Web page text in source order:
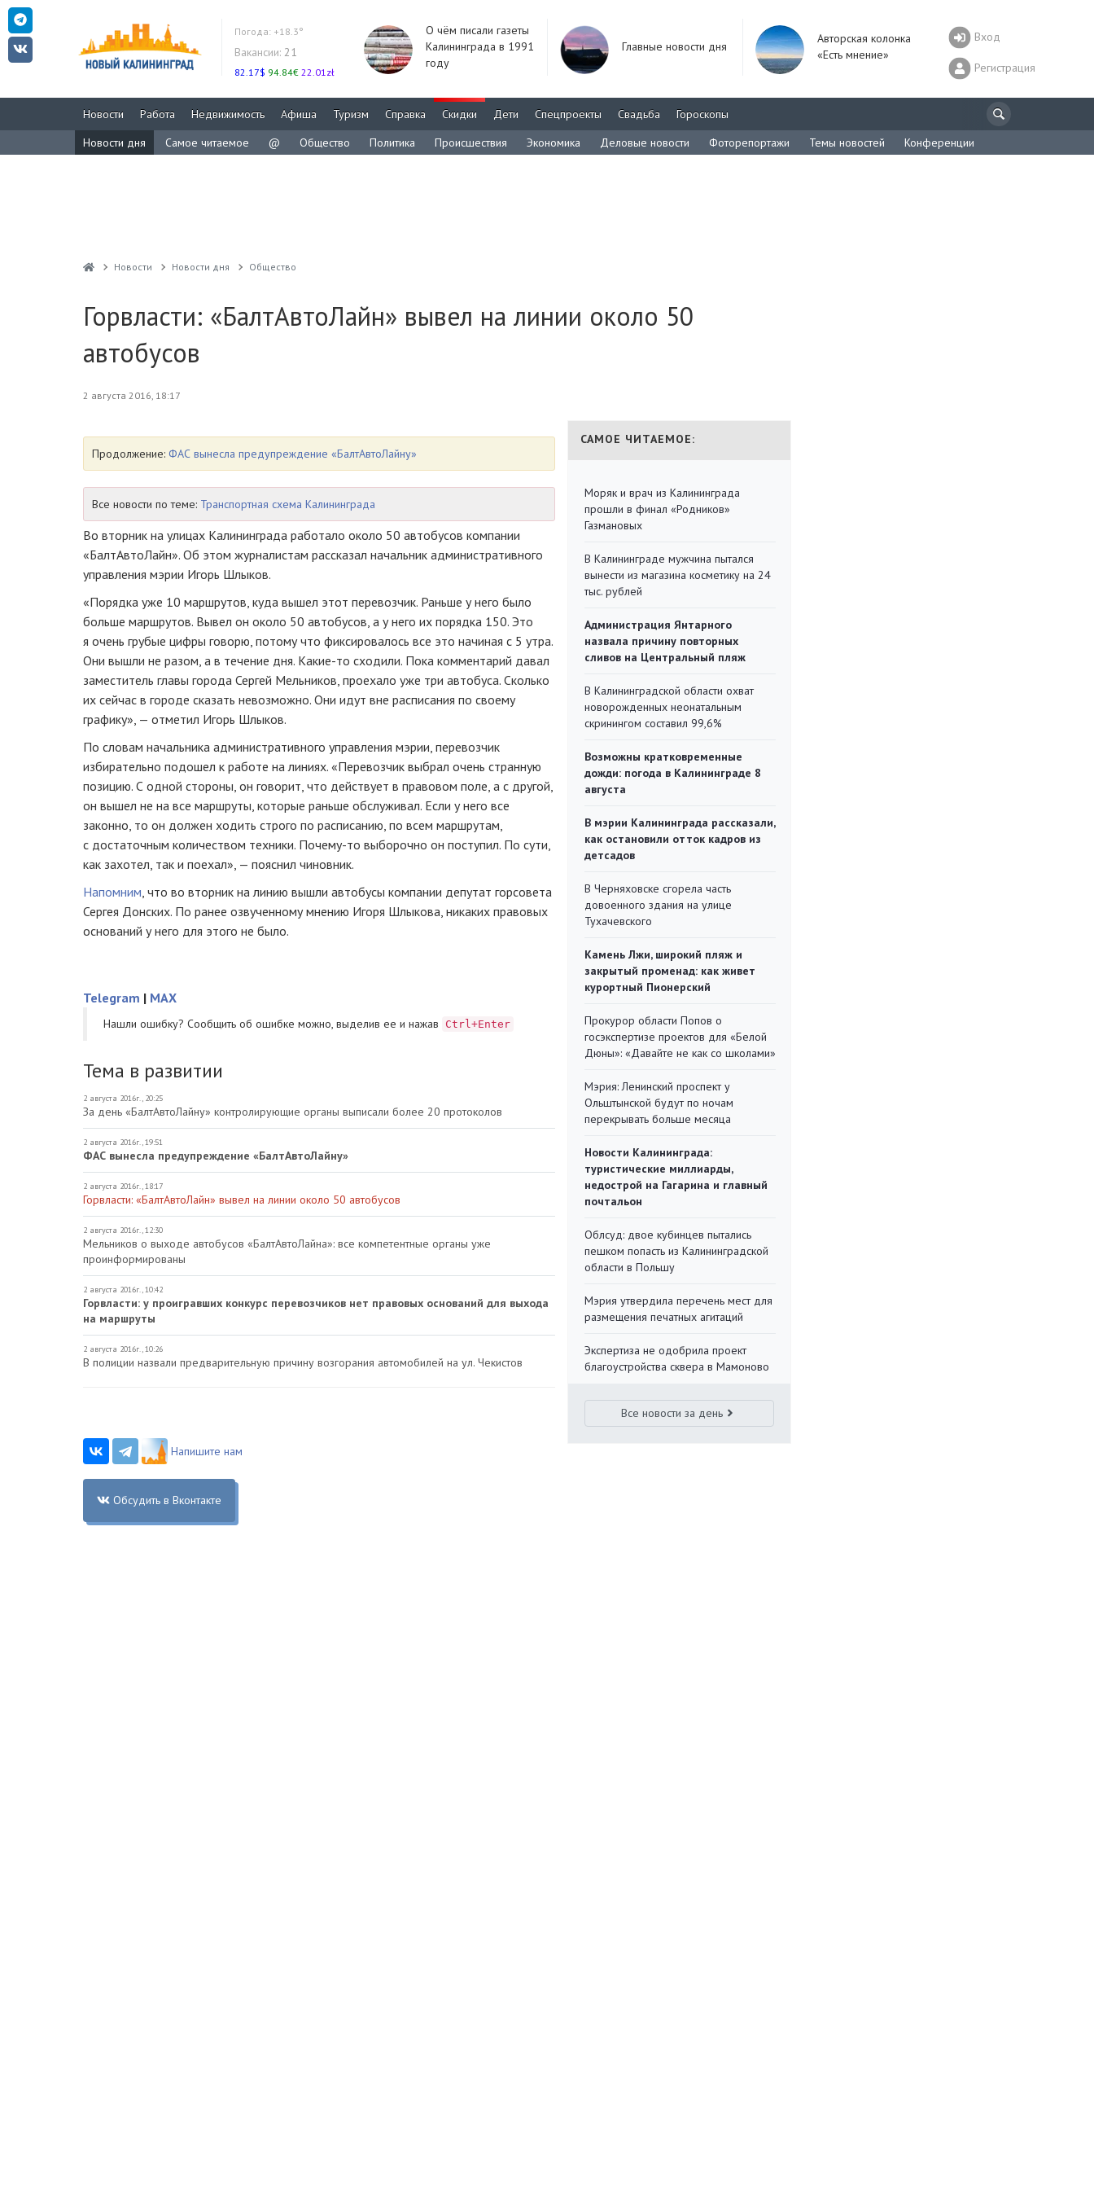
Погода: +18.3°
Вакансии: 21
82.17$ 94.84€ 22.01zł
О чём писали газеты
Калининграда в 1991
году
Главные новости дня
Авторская колонка
«Есть мнение»
Вход
Регистрация
Новости Работа Недвижимость Афиша Туризм Справка Скидки Дети Спецпроекты Свадьба
Гороскопы
Новости дня
Самое читаемое @ Общество Политика Происшествия Экономика Деловые новости Фоторепортажи Темы новостей Конференции
Новости Новости дня Общество
Горвласти: «БалтАвтоЛайн» вывел на линии около 50
автобусов
2 августа 2016, 18:17
Продолжение: ФАС вынесла предупреждение «БалтАвтоЛайну»
Все новости по теме: Транспортная схема Калининграда
Во вторник на улицах Калининграда работало около 50 автобусов компании
«БалтАвтоЛайн». Об этом журналистам рассказал начальник административного
управления мэрии Игорь Шлыков.
«Порядка уже 10 маршрутов, куда вышел этот перевозчик. Раньше у него было
больше маршрутов. Вывел он около 50 автобусов, а у него их порядка 150. Это
я очень грубые цифры говорю, потому что фиксировалось все это начиная с 5 утра.
Они вышли не разом, а в течение дня. Какие-то сходили. Пока комментарий давал
заместитель главы города Сергей Мельников, проехало уже три автобуса. Сколько
их сейчас в городе сказать невозможно. Они идут вне расписания по своему
графику», — отметил Игорь Шлыков.
По словам начальника административного управления мэрии, перевозчик
избирательно подошел к работе на линиях. «Перевозчик выбрал очень странную
позицию. С одной стороны, он говорит, что действует в правовом поле, а с другой,
он вышел не на все маршруты, которые раньше обслуживал. Если у него все
законно, то он должен ходить строго по расписанию, по всем маршрутам,
с достаточным количеством техники. Почему-то выборочно он поступил. По сути,
как захотел, так и поехал», — пояснил чиновник.
Напомним, что во вторник на линию вышли автобусы компании депутат горсовета
Сергея Донских. По ранее озвученному мнению Игоря Шлыкова, никаких правовых
оснований у него для этого не было.
Telegram | MAX
Нашли ошибку? Cообщить об ошибке можно, выделив ее и нажав Ctrl+Enter
Тема в развитии
2 августа 2016г., 20:25
За день «БалтАвтоЛайну» контролирующие органы выписали более 20 протоколов
2 августа 2016г., 19:51
ФАС вынесла предупреждение «БалтАвтоЛайну»
2 августа 2016г., 18:17
Горвласти: «БалтАвтоЛайн» вывел на линии около 50 автобусов
2 августа 2016г., 12:30
Мельников о выходе автобусов «БалтАвтоЛайна»: все компетентные органы уже
проинформированы
2 августа 2016г., 10:42
Горвласти: у проигравших конкурс перевозчиков нет правовых оснований для выхода
на маршруты
2 августа 2016г., 10:26
В полиции назвали предварительную причину возгорания автомобилей на ул. Чекистов
Напишите нам
Обсудить в Вконтакте
САМОЕ ЧИТАЕМОЕ:
Моряк и врач из Калининграда
прошли в финал «Родников»
Газмановых
В Калининграде мужчина пытался
вынести из магазина косметику на 24
тыс. рублей
Администрация Янтарного
назвала причину повторных
сливов на Центральный пляж
В Калининградской области охват
новорожденных неонатальным
скринингом составил 99,6%
Возможны кратковременные
дожди: погода в Калининграде 8
августа
В мэрии Калининграда рассказали,
как остановили отток кадров из
детсадов
В Черняховске сгорела часть
довоенного здания на улице
Тухачевского
Камень Лжи, широкий пляж и
закрытый променад: как живет
курортный Пионерский
Прокурор области Попов о
госэкспертизе проектов для «Белой
Дюны»: «Давайте не как со школами»
Мэрия: Ленинский проспект у
Ольштынской будут по ночам
перекрывать больше месяца
Новости Калининграда:
туристические миллиарды,
недострой на Гагарина и главный
почтальон
Облсуд: двое кубинцев пытались
пешком попасть из Калининградской
области в Польшу
Мэрия утвердила перечень мест для
размещения печатных агитаций
Экспертиза не одобрила проект
благоустройства сквера в Мамоново
Все новости за день